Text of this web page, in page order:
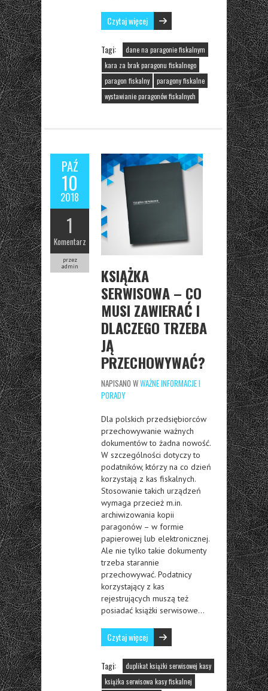
Czytaj więcej
Tagi:
dane na paragonie fiskalnym
kara za brak paragonu fiskalnego
paragon fiskalny
paragony fiskalne
wystawianie paragonów fiskalnych
PAŹ
10
2018
1
Komentarz
przez
admin
KSIĄŻKA
SERWISOWA – CO
MUSI ZAWIERAĆ I
DLACZEGO TRZEBA
JĄ
PRZECHOWYWAĆ?
NAPISANO WWAŻNE INFORMACJE I
PORADY
Dla polskich przedsiębiorców
przechowywanie ważnych
dokumentów to żadna nowość.
W szczególności dotyczy to
podatników, którzy na co dzień
korzystają z kas fiskalnych.
Stosowanie takich urządzeń
wymaga przecież m.in.
archiwizowania kopii
paragonów – w formie
papierowej lub elektronicznej.
Ale nie tylko takie dokumenty
trzeba starannie
przechowywać. Podatnicy
korzystający z kas
rejestrujących muszą też
posiadać książki serwisowe…
Czytaj więcej
Tagi:
duplikat książki serwisowej kasy
książka serwisowa kasy fiskalnej